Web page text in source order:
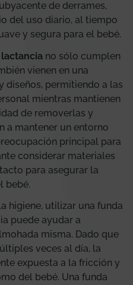
de derrames,
del uso diario, al tiempo
y segura para el bebé.
no sólo cumplen
vienen en una
diseños, permitiendo a las
mientras mantienen
de removerlas y
a mantener un entorno
principal para
considerar materiales
para asegurar la
bebé.
higiene, utilizar una funda
puede ayudar a
misma. Dado que
veces al día, la
expuesta a la fricción y
del bebé. Una funda